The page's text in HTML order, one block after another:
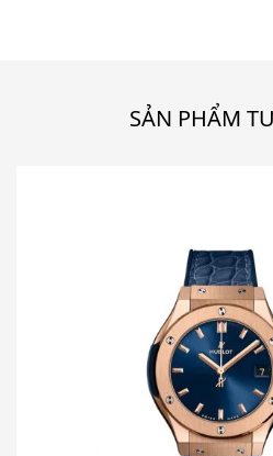
SẢN PHẨM